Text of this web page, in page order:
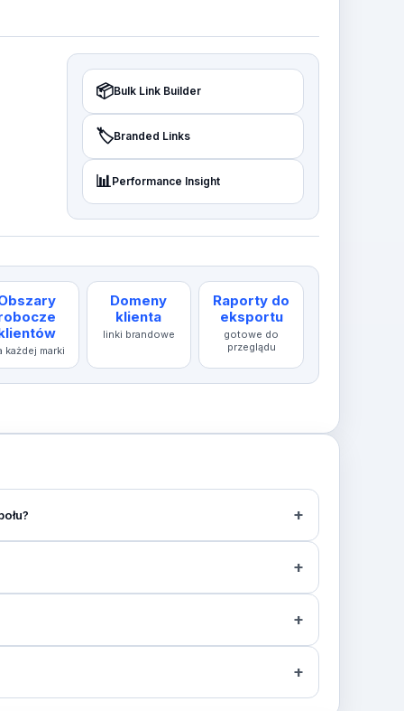
📦Bulk Link Builder
🏷️Branded Links
📊Performance Insight
każdej marki
Domeny
klienta
linki brandowe
Raporty do
eksportu
gotowe do
przeglądu